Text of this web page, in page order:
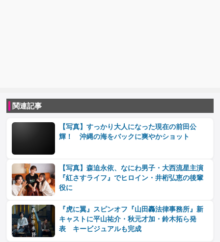
関連記事
【写真】すっかり大人になった現在の前田公
輝！ 沖縄の海をバックに爽やかショット
【写真】森迫永依、なにわ男子・大西流星主演
『紅さすライフ』でヒロイン・井桁弘恵の後輩
役に
『虎に翼』スピンオフ『山田轟法律事務所』新
キャストに平山祐介・秋元才加・鈴木拓ら発
表 キービジュアルも完成